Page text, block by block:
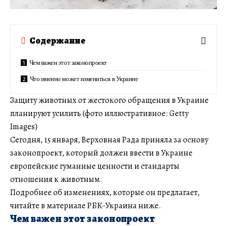
Содержание
Чем важен этот законопроект
Что именно может измениться в Украине
Защиту животных от жестокого обращения в Украине
планируют усилить (фото иллюстративное: Getty
Images)
Сегодня, 15 января, Верховная Рада приняла за основу
законопроект, который должен ввести в Украине
европейские гуманные ценности и стандарты
отношения к животным.
Подробнее об изменениях, которые он предлагает,
читайте в материале РБК-Украина ниже.
Чем важен этот законопроект